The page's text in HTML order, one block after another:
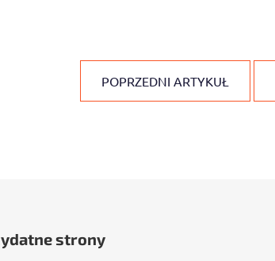
POPRZEDNI ARTYKUŁ
strony